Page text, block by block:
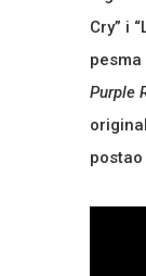
Cry” i
Purple